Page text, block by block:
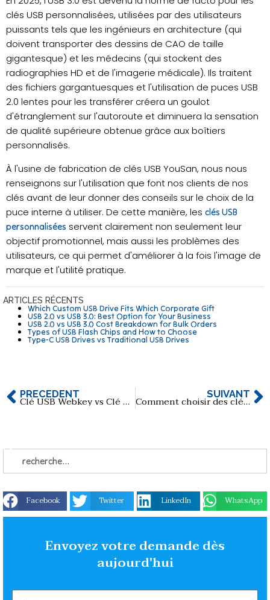
clés USB personnalisées, utilisées par des utilisateurs
puissants tels que les ingénieurs en architecture (qui
doivent transporter des dessins de CAO de taille
gigantesque) et les médecins (qui stockent des
radiographies HD et de l'imagerie médicale). Ils traitent
des fichiers gargantuesques et l'utilisation de puces USB
2.0 lentes pour les transférer créera un goulot
d'étranglement sur l'autoroute et diminuera la sensation
de qualité supérieure obtenue grâce aux boîtiers
personnalisés.
À l'usine de fabrication de clés USB YouSan, nous nous
renseignons sur l'utilisation que font nos clients de nos
clés avant de leur donner des conseils sur le choix de la
puce interne à utiliser. De cette manière, les clés USB
personnalisées servent clairement non seulement leur
objectif promotionnel, mais aussi les problèmes des
utilisateurs, ce qui permet d'améliorer à la fois l'image de
marque et l'utilité pratique.
ARTICLES RÉCENTS
Which Custom USB Drive Fits Which Corporate Gift
USB 2.0 vs USB 3.0: Best Option for Your Business
USB 2.0 vs USB 3.0 Cost Breakdown for Bulk Orders
Types of USB Flash Chips and How to Choose
Type-C USB Drives vs Traditional USB Drives
PRÉCÉDENT Clé USB Webkey vs Clé USB classique SUIVANT
Comment choisir des clés USB promotionnelles respectueuses de l'environnement ?
Facebook Twitter LinkedIn WhatsApp
Envoyez votre demande dès
aujourd'hui